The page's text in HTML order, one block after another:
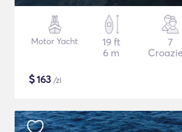
Motor Yacht
19 ft
6 m
7
$163 /zi